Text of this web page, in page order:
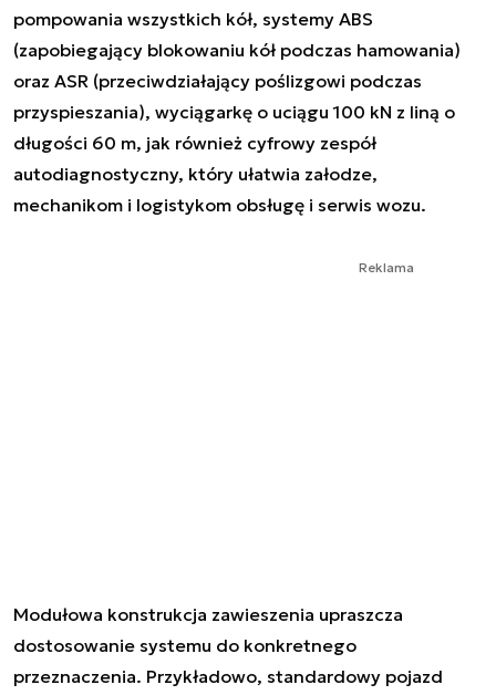
pompowania wszystkich kół, systemy ABS
(zapobiegający blokowaniu kół podczas hamowania)
oraz ASR (przeciwdziałający poślizgowi podczas
przyspieszania), wyciągarkę o uciągu 100 kN z liną o
długości 60 m, jak również cyfrowy zespół
autodiagnostyczny, który ułatwia załodze,
mechanikom i logistykom obsługę i serwis wozu.
Reklama
Modułowa konstrukcja zawieszenia upraszcza
dostosowanie systemu do konkretnego
przeznaczenia. Przykładowo, standardowy pojazd